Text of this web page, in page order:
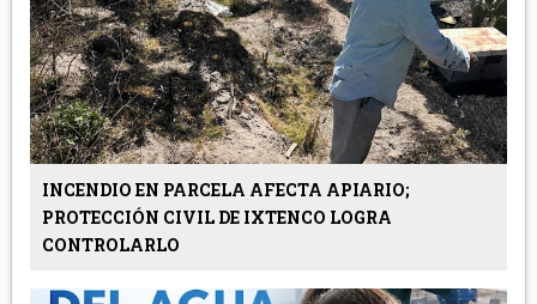
INCENDIO EN PARCELA AFECTA APIARIO;
PROTECCIÓN CIVIL DE IXTENCO LOGRA
CONTROLARLO